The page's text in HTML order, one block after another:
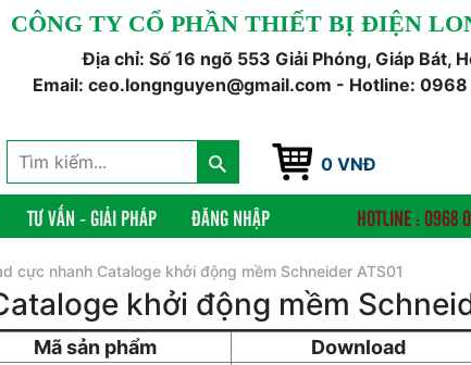
CÔNG TY CỔ PHẦN THIẾT BỊ ĐIỆN
Địa chỉ: Số 16 ngõ 553 Giải Phóng, Giáp Bát,
Email: ceo.longnguyen@gmail.com - Hotline:
0 VNĐ
TƯ VẤN - GIẢI PHÁP ĐĂNG NHẬP
HOTLINE :
cực nhanh Cataloge khởi động mềm Schneider ATS01
khởi động mềm
Mã sản phẩm Download